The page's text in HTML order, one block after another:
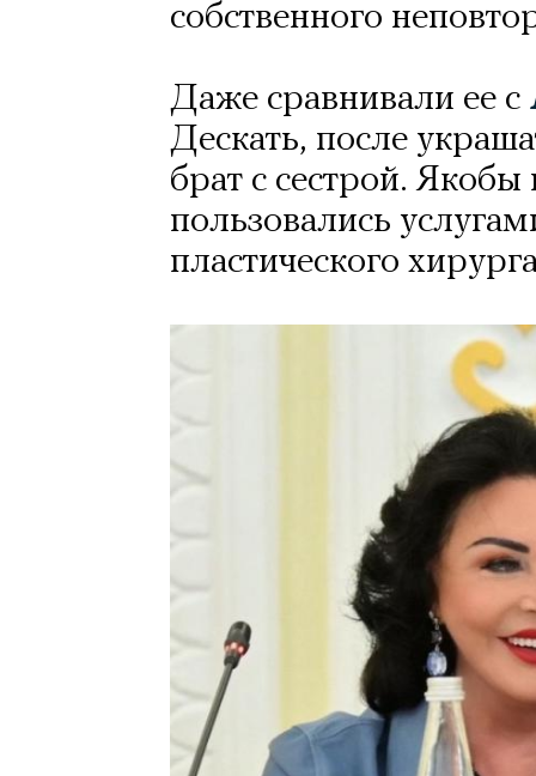
собственного
Даже сравнивали ее с
Дескать, после
брат с сестрой. Якобы
пользовались
пластического